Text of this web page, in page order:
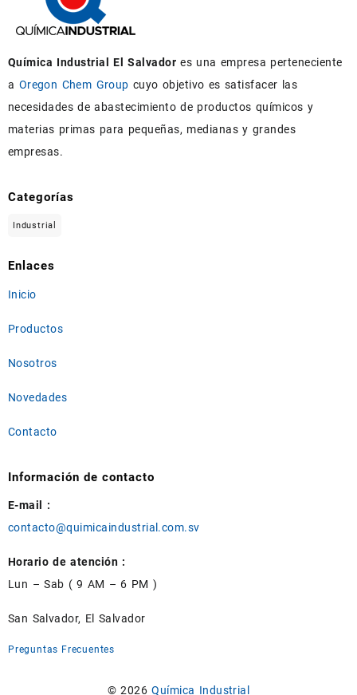
Química Industrial El Salvador es una empresa perteneciente
a Oregon Chem Group cuyo objetivo es satisfacer las
necesidades de abastecimiento de productos químicos y
materias primas para pequeñas, medianas y grandes
empresas.
Categorías
Industrial
Enlaces
Inicio
Productos
Nosotros
Novedades
Contacto
Información de contacto
E-mail :
contacto@quimicaindustrial.com.sv
Horario de atención :
Lun – Sab ( 9 AM – 6 PM )
San Salvador, El Salvador
Preguntas Frecuentes
© 2026Química Industrial